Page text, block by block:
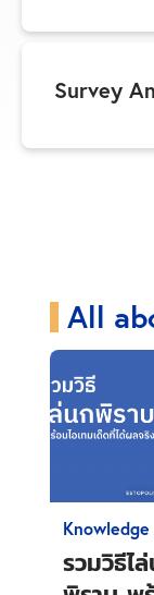
Survey
Knowledge
All
about
รวมวิธีไ